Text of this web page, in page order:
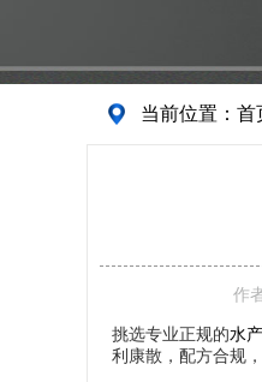
当前位置： 首
作
挑选专业正规的水
利康散，配方合规